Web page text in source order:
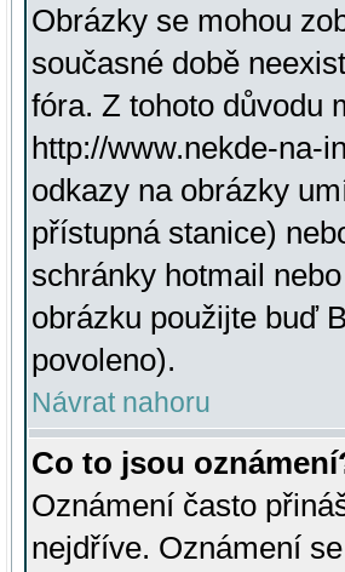
Obrázky se mohou
současné době
fóra. Z tohoto důvodu
http://www.nekde-na-
odkazy na obrázky
přístupná stanice)
schránky hotmail
obrázku použijte buď
povoleno).
Návrat nahoru
Co to jsou
Oznámení často
nejdříve. Oznámení